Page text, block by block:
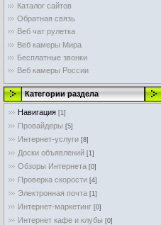
Каталог сайтов
Обратная связь
Веб чат рулетка
Веб камеры Мира
Бесплатные звонки
Веб камеры России
Категории раздела
Навигация [1]
Провайдеры [5]
Интернет-услуги [8]
Доски объявлений [1]
Обзоры Интернета [0]
Проверка скорости [4]
Электронная почта [1]
Интернет-маркетинг [0]
Интернет кафе и клубы [0]